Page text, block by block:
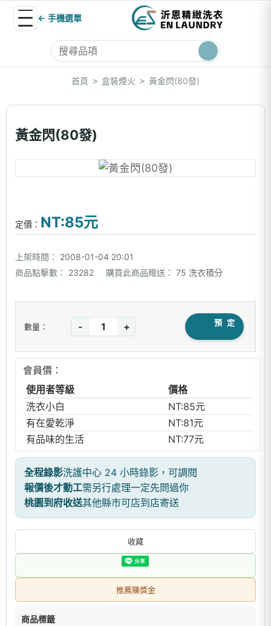
← 手機選單
首頁 > 盒裝煙火 > 黃金閃(80發)
黃金閃(80發)
定價： NT:85元
上架時間：
2008-01-04 20:01
商品點擊數：
23282 購買此商品贈送： 75 洗衣積分
數量： - + 預 定
會員價：
使用者等級
價格
洗衣小白
NT:85元
有在愛乾淨
NT:81元
有品味的生活
NT:77元
全程錄影洗護中心 24 小時錄影，可調閱
報價後才動工需另行處理一定先問過你
桃園到府收送其他縣市可店到店寄送
收藏
推薦賺獎金
商品標籤